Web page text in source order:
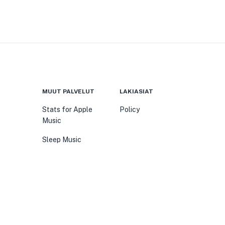
MUUT PALVELUT
Stats for Apple
Music
Sleep Music
LAKIASIAT
Policy